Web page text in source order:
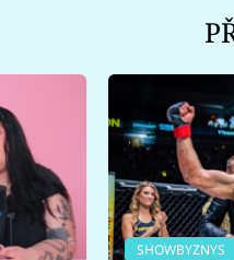
SHOWBYZNYS